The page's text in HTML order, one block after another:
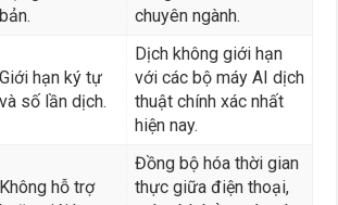
bản.
chuyên ngành.
Giới hạn ký tự
và số lần dịch.
Dịch không giới hạn
với các bộ máy AI dịch
thuật chính xác nhất
hiện nay.
Không hỗ trợ
Đồng bộ hóa thời gian
thực giữa điện thoại,